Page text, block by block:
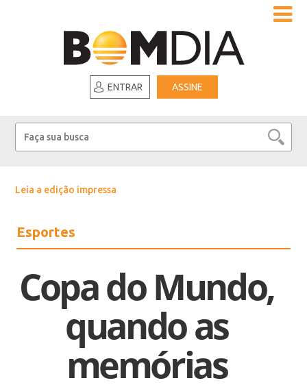
ENTRAR ASSINE
Leia a edição impressa
Esportes
Copa do Mundo,
quando as
memórias